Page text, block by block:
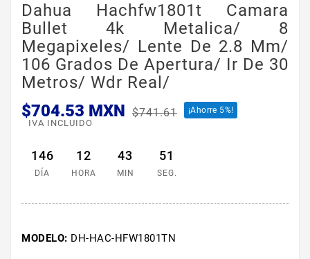
Dahua Hachfw1801t Camara
Bullet 4k Metalica/ 8
Megapixeles/ Lente De 2.8 Mm/
106 Grados De Apertura/ Ir De 30
Metros/ Wdr Real/
$704.53 MXN $741.61 ¡Ahorre 5%!
IVA INCLUIDO
146
DÍA
12
HORA
43
MIN
50
SEG.
MODELO: DH-HAC-HFW1801TN